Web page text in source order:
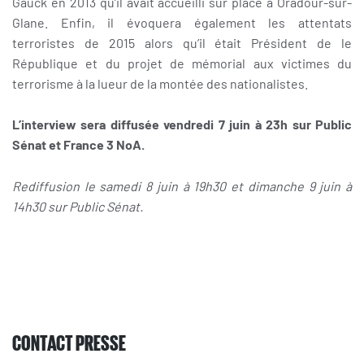
Glane. Enfin, il évoquera également les attentats
terroristes de 2015 alors qu’il était Président de le
République et du projet de mémorial aux victimes du
terrorisme à la lueur de la montée des nationalistes.
L’interview sera diffusée vendredi 7 juin à 23h sur Public
Sénat et France 3 NoA.
Rediffusion le samedi 8 juin à 19h30 et dimanche 9 juin à
14h30 sur Public Sénat.
CONTACT PRESSE